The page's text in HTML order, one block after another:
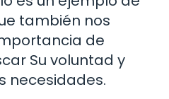
también nos
de
Su voluntad y
necesidades.